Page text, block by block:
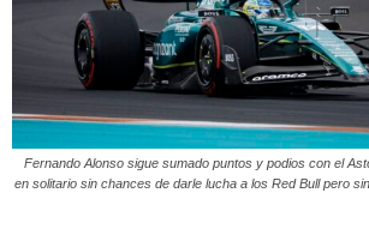
Fernando Alonso sigue sumado puntos y podios con el
en solitario sin chances de darle lucha a los Red Bull pero